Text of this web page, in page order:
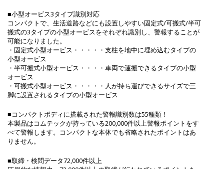
■小型オービス3タイプ識別対応
コンパクトで、生活道路などにも設置しやすい固定式/可搬式/半可
搬式の3タイプの小型オービスをそれぞれ識別し、警報することが
可能になりました。
・固定式小型オービス・・・・・支柱を地中に埋め込むタイプの
小型オービス
・半可搬式小型オービス・・・・車両で運搬できるタイプの小型
オービス
・可搬式小型オービス・・・・・人が持ち運びできるサイズで三
脚に設置されるタイプの小型オービス
■コンパクトボディに搭載された警報識別数は55種類！
本製品はコムテックが持っている200,000件以上警報ポイントをす
べて警報します。コンパクトな本体でも省略されたポイントはあ
りません。
■取締・検問データ72,000件以上